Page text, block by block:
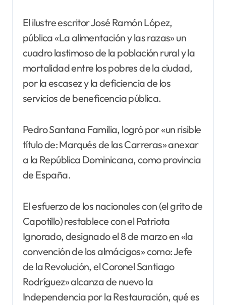
El ilustre escritor José Ramón López,
pública «La alimentación y las razas» un
cuadro lastimoso de la población rural y la
mortalidad entre los pobres de la ciudad,
por la escasez y la deficiencia de los
servicios de beneficencia pública.
Pedro Santana Familia, logró por «un risible
título de: Marqués de las Carreras» anexar
a la República Dominicana, como provincia
de España.
El esfuerzo de los nacionales con (el grito de
Capotillo) restablece con el Patriota
Ignorado, designado el 8 de marzo en «la
convención de los almácigos» como: Jefe
de la Revolución, el Coronel Santiago
Rodríguez» alcanza de nuevo la
Independencia por la Restauración, qué es